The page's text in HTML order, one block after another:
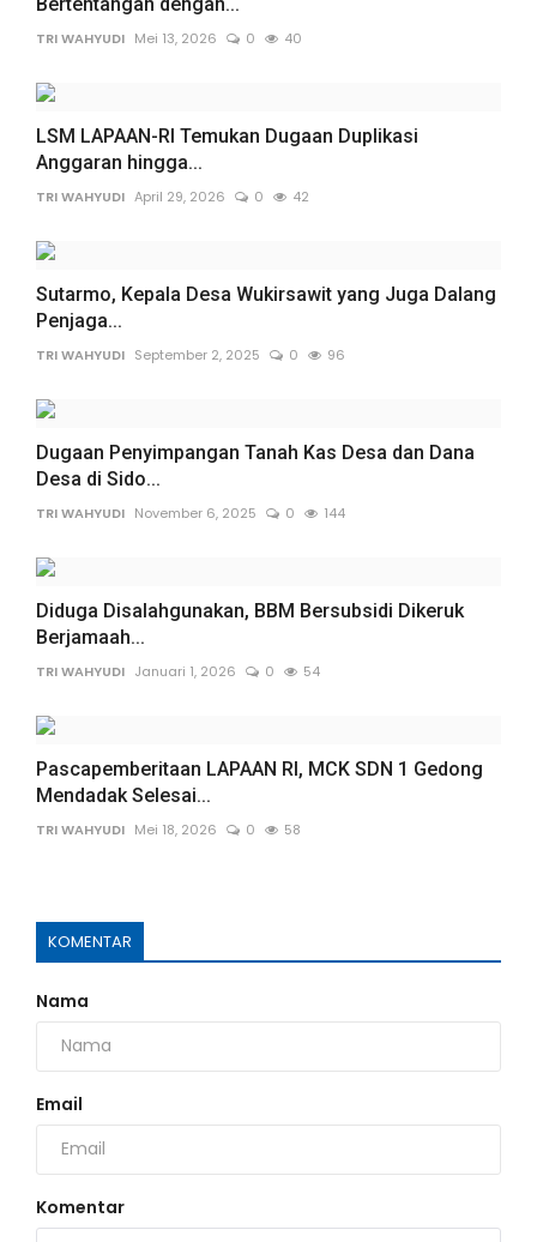
TRI WAHYUDI Mei 13, 2026 0 40
LSM LAPAAN-RI Temukan Dugaan Duplikasi
Anggaran hingga...
TRI WAHYUDI April 29, 2026 0 42
Sutarmo, Kepala Desa Wukirsawit yang Juga Dalang
Penjaga...
TRI WAHYUDI September 2, 2025 0 96
Dugaan Penyimpangan Tanah Kas Desa dan Dana
Desa di Sido...
TRI WAHYUDI November 6, 2025 0 144
Diduga Disalahgunakan, BBM Bersubsidi Dikeruk
Berjamaah...
TRI WAHYUDI Januari 1, 2026 0 54
Pascapemberitaan LAPAAN RI, MCK SDN 1 Gedong
Mendadak Selesai...
TRI WAHYUDI Mei 18, 2026 0 58
KOMENTAR
Nama
Email
Komentar